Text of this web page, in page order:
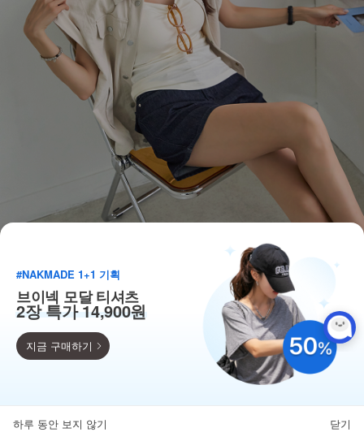
득템찬스
#NAKMADE 1+1 기획
브이넥 모달 티셔츠
2장 특가 14,900원
지금 구매하기
하루 동안 보지 않기 닫기
뒤로가기 카테고리 마이페이지